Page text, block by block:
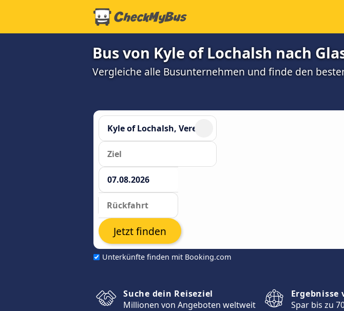
Bus von Kyle of Lochalsh nach
Vergleiche alle Busunternehmen und finde den
Unterkünfte finden mit Booking.com
Jetzt finden
Suche dein Reiseziel
Millionen von Angeboten weltweit
Ergebnisse
Spar bis zu